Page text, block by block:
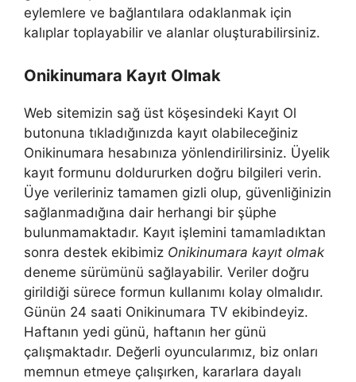
eylemlere ve bağlantılara odaklanmak için
kalıplar toplayabilir ve alanlar oluşturabilirsiniz.
Onikinumara Kayıt Olmak
Web sitemizin sağ üst köşesindeki Kayıt Ol
butonuna tıkladığınızda kayıt olabileceğiniz
Onikinumara hesabınıza yönlendirilirsiniz. Üyelik
kayıt formunu doldururken doğru bilgileri verin.
Üye verileriniz tamamen gizli olup, güvenliğinizin
sağlanmadığına dair herhangi bir şüphe
bulunmamaktadır. Kayıt işlemini tamamladıktan
sonra destek ekibimiz Onikinumara kayıt olmak
deneme sürümünü sağlayabilir. Veriler doğru
girildiği sürece formun kullanımı kolay olmalıdır.
Günün 24 saati Onikinumara TV ekibindeyiz.
Haftanın yedi günü, haftanın her günü
çalışmaktadır. Değerli oyuncularımız, biz onları
memnun etmeye çalışırken, kararlara dayalı